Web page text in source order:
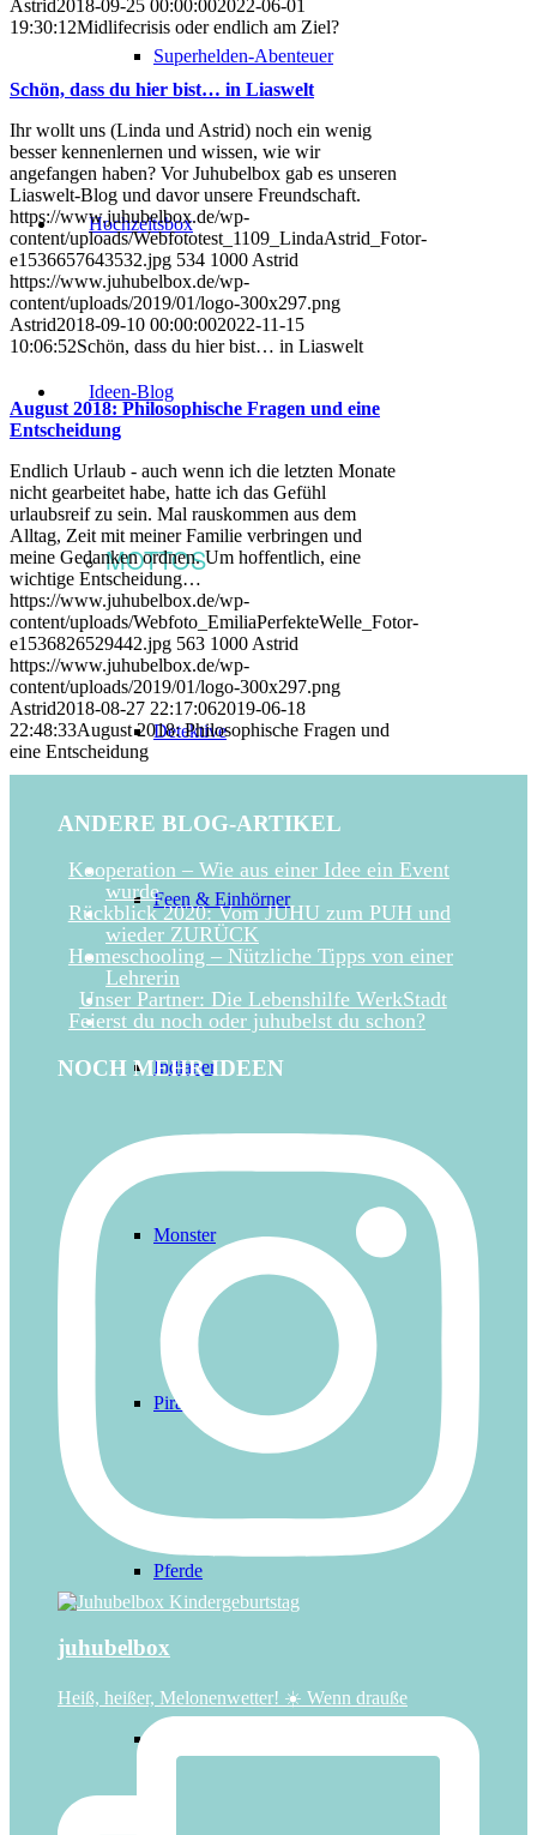
Superhelden-Abenteuer
Hochzeitsbox
Ideen-Blog
MOTTOS
Detektive
Feen & Einhörner
Indianer
Monster
Piraten
Pferde
Astrid2018-09-25 00:00:002022-06-01
19:30:12Midlifecrisis oder endlich am Ziel?
Schön, dass du hier bist… in Liaswelt
Ihr wollt uns (Linda und Astrid) noch ein wenig
besser kennenlernen und wissen, wie wir
angefangen haben? Vor Juhubelbox gab es unseren
Liaswelt-Blog und davor unsere Freundschaft.
https://www.juhubelbox.de/wp-
content/uploads/Webfototest_1109_LindaAstrid_Fotor-
e1536657643532.jpg 534 1000 Astrid
https://www.juhubelbox.de/wp-
content/uploads/2019/01/logo-300x297.png
Astrid2018-09-10 00:00:002022-11-15
10:06:52Schön, dass du hier bist… in Liaswelt
August 2018: Philosophische Fragen und eine
Entscheidung
Endlich Urlaub - auch wenn ich die letzten Monate
nicht gearbeitet habe, hatte ich das Gefühl
urlaubsreif zu sein. Mal rauskommen aus dem
Alltag, Zeit mit meiner Familie verbringen und
meine Gedanken ordnen. Um hoffentlich, eine
wichtige Entscheidung…
https://www.juhubelbox.de/wp-
content/uploads/Webfoto_EmiliaPerfekteWelle_Fotor-
e1536826529442.jpg 563 1000 Astrid
https://www.juhubelbox.de/wp-
content/uploads/2019/01/logo-300x297.png
Astrid2018-08-27 22:17:062019-06-18
22:48:33August 2018: Philosophische Fragen und
eine Entscheidung
ANDERE BLOG-ARTIKEL
Kooperation – Wie aus einer Idee ein Event
wurde
Rückblick 2020: Vom JUHU zum PUH und
wieder ZURÜCK
Homeschooling – Nützliche Tipps von einer
Lehrerin
Unser Partner: Die Lebenshilfe WerkStadt
Feierst du noch oder juhubelst du schon?
NOCH MEHR IDEEN
juhubelbox
Heiß, heißer, Melonenwetter! ☀️ Wenn drauße